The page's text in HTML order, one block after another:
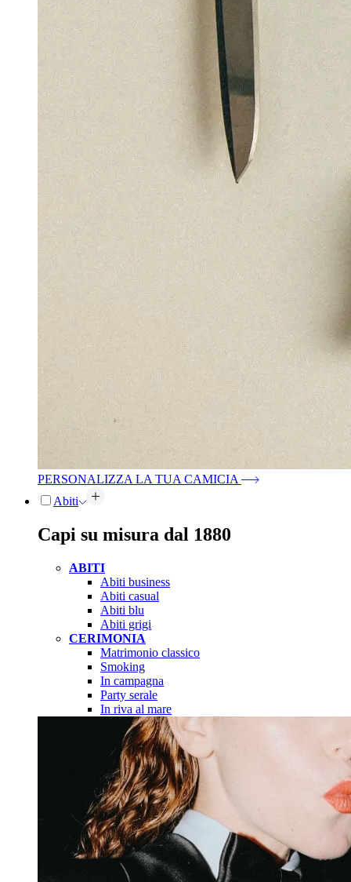
PERSONALIZZA LA TUA CAMICIA
Abiti
Capi su misura dal 1880
ABITI
Abiti business
Abiti casual
Abiti blu
Abiti grigi
CERIMONIA
Matrimonio classico
Smoking
In campagna
Party serale
In riva al mare